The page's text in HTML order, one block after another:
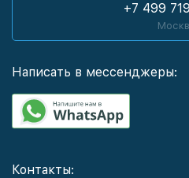
+7 499
Написать в мессенджеры:
Контакты: